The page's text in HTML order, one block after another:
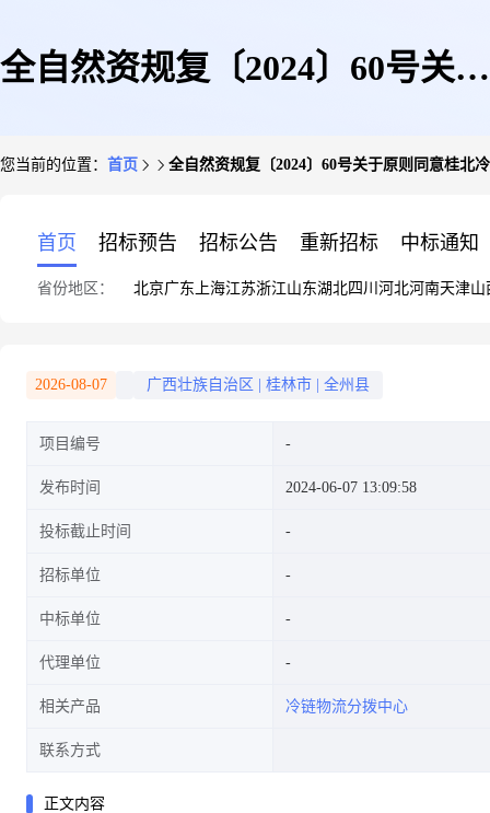
全自然资规复〔2024〕60号关于
您当前的位置： 首页 全自然资规复〔2024〕60号关于原则同意桂北
首页 招标预告 招标公告 重新招标 中标通知
省份地区： 北京广东 上海江苏浙江山东湖北四川 河北河南天津山
2026-08-07 广西壮族自治区 桂林市 全州县
项目编号
发布时间 2024-06-07 13:09:58
投标截止时间
招标单位
中标单位
代理单位
相关产品 冷链物流分拨中心
联系方式
正文内容